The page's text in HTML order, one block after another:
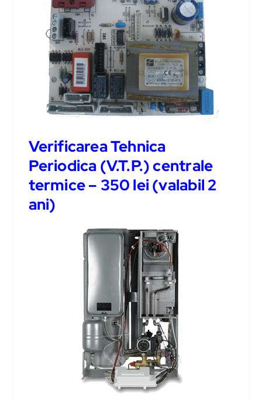
Verificarea Tehnica
Periodica (V.T.P.) centrale
termice – 350 lei (valabil 2
ani)